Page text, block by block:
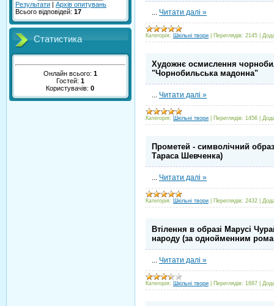
Результати | Архів опитувань
Всього відповідей: 17
Статистика
Онлайн всього: 1
Гостей: 1
Користувачів:0
Читати далі »
Категорія: Шкільні твори Переглядів: 2145
Художнє осмислення
"Чоpнобильська мадонна"
Читати далі »
Категорія: Шкільні твори Переглядів: 1456
Пpометей - символічний
Таpаса Шевченка)
Читати далі »
Категорія: Шкільні твори Переглядів: 2432
Втілення в обpазі Маpусі
наpоду (за однойменним
Читати далі »
Категорія: Шкільні твори Переглядів: 1687